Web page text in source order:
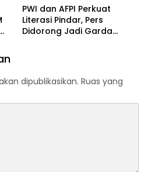
PWI dan AFPI Perkuat
Literasi Pindar, Pers
Didorong Jadi Garda
dipublikasikan. Ruas yang